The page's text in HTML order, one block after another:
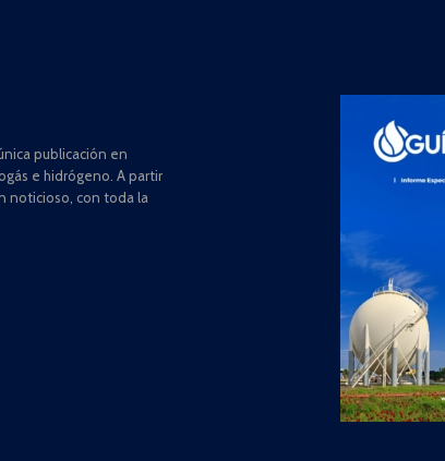
publicación en
e hidrógeno. A partir
noticioso, con toda la